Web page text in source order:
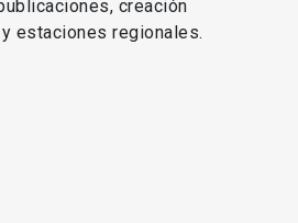
creación
estaciones regionales.